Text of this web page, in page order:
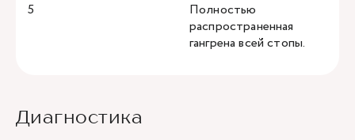
5
Полностью
распространенная
гангрена всей стопы.
Диагностика